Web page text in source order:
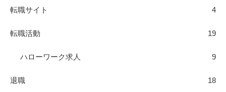
転職サイト 4
転職活動 19
ハローワーク求人 9
退職 18